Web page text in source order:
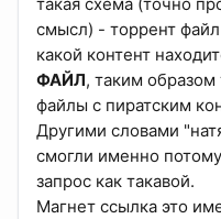
такая схема (точно
смысл) - торрент
какой контент
ФАЙЛ, таким образом
файлы с пиратским
Другими словами
смогли именно
запрос как такавой.
Магнет ссылка это